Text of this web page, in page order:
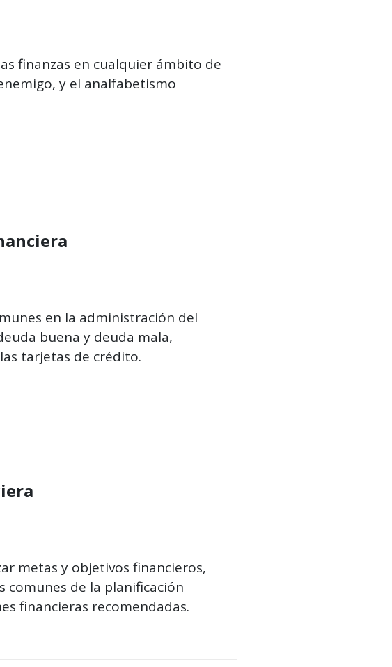
finanzas en cualquier ámbito de
y el analfabetismo
en la administración del
buena y deuda mala,
tarjetas de crédito.
metas y objetivos financieros,
comunes de la planificación
financieras recomendadas.